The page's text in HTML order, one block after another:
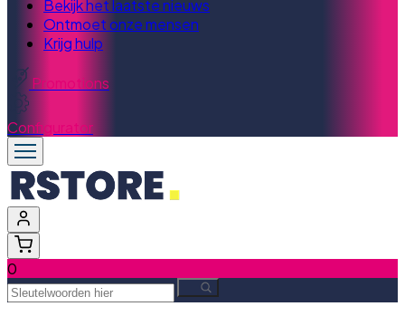
Bekijk het laatste nieuws
Ontmoet onze mensen
Krijg hulp
Promotions
Configurator
0